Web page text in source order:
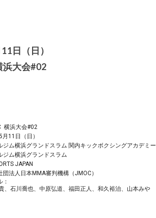
11 日（ 日 ）
浜大会#02
横浜大会#02
11日（日）
ジム横浜グランドスラム 関内キックボクシングアカデミー
ジム横浜グランドスラム
JAPAN
法人日本MMA審判機構（JMOC）
、石川喬也、中原弘道、福田正人、和久裕治、山本みや